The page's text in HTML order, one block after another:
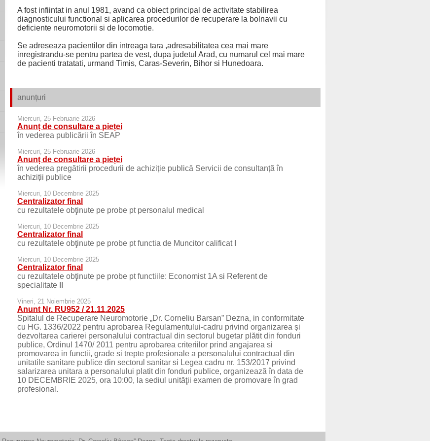
A fost infiintat in anul 1981, avand ca obiect principal de activitate stabilirea
diagnosticului functional si aplicarea procedurilor de recuperare la bolnavii cu
deficiente neuromotorii si de locomotie.
Se adreseaza pacientilor din intreaga tara ,adresabilitatea cea mai mare
inregistrandu-se pentru partea de vest, dupa judetul Arad, cu numarul cel mai mare
de pacienti tratatati, urmand Timis, Caras-Severin, Bihor si Hunedoara.
anunțuri
Miercuri, 25 Februarie 2026
Anunț de consultare a pieței
în vederea publicării în SEAP
Miercuri, 25 Februarie 2026
Anunț de consultare a pieței
în vederea pregătirii procedurii de achiziție publică Servicii de consultanță în
achiziții publice
Miercuri, 10 Decembrie 2025
Centralizator final
cu rezultatele obţinute pe probe pt personalul medical
Miercuri, 10 Decembrie 2025
Centralizator final
cu rezultatele obţinute pe probe pt functia de Muncitor calificat I
Miercuri, 10 Decembrie 2025
Centralizator final
cu rezultatele obţinute pe probe pt functiile: Economist 1A si Referent de
specialitate II
Vineri, 21 Noiembrie 2025
Anunt Nr. RU952 / 21.11.2025
Spitalul de Recuperare Neuromotorie „Dr. Corneliu Barsan” Dezna, in conformitate
cu HG. 1336/2022 pentru aprobarea Regulamentului-cadru privind organizarea și
dezvoltarea carierei personalului contractual din sectorul bugetar plătit din fonduri
publice, Ordinul 1470/ 2011 pentru aprobarea criteriilor prind angajarea si
promovarea in functii, grade si trepte profesionale a personalului contractual din
unitatile sanitare publice din sectorul sanitar si Legea cadru nr. 153/2017 privind
salarizarea unitara a personalului platit din fonduri publice, organizează în data de
10 DECEMBRIE 2025, ora 10:00, la sediul unităţii examen de promovare în grad
profesional.